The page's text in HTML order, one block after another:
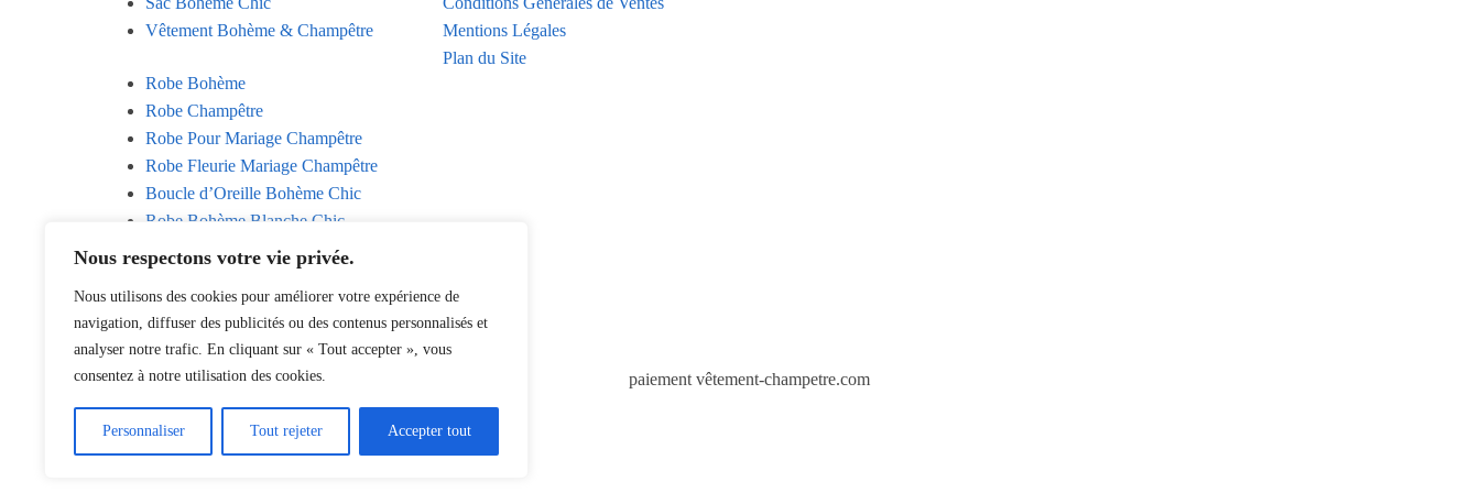
Nous respectons votre vie privée.
Nous utilisons des cookies pour améliorer votre expérience de
navigation, diffuser des publicités ou des contenus personnalisés et
analyser notre trafic. En cliquant sur « Tout accepter », vous
consentez à notre utilisation des cookies.
Personnaliser Tout rejeter Accepter tout
Vêtement Bohème & Champêtre
Robe Bohème
Robe Champêtre
Robe Pour Mariage Champêtre
Robe Fleurie Mariage Champêtre
Boucle d’Oreille Bohème Chic
Robe Bohème Blanche Chic
Robe Bohème Chic Dos Nu
Vêtement Bohème & Champêtre
Mentions Légales
Plan du Site
Avant de partir, n'oubliez pas !